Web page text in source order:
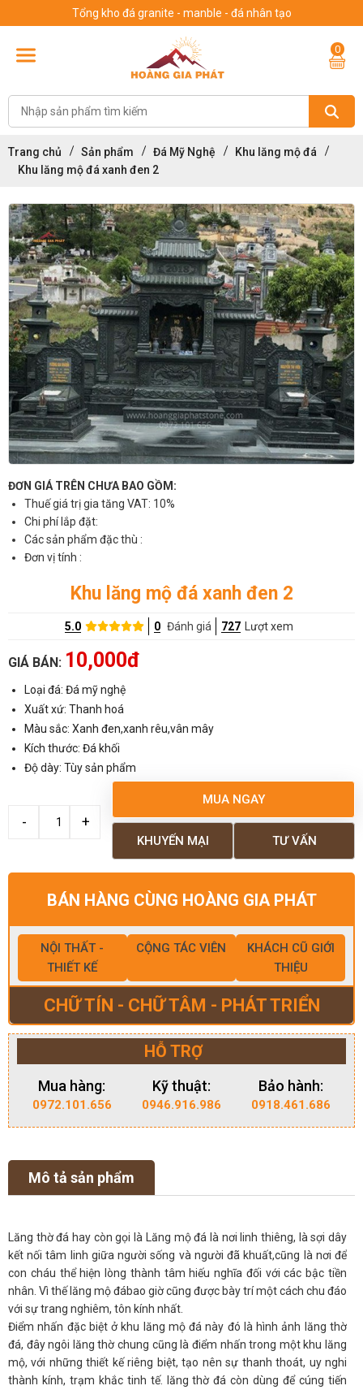
Tổng kho đá granite - manble - đá nhân tạo
0
Trang chủ Sản phẩm Đá Mỹ Nghệ
Khu lăng mộ đá
Khu lăng mộ đá xanh đen 2
ĐƠN GIÁ TRÊN CHƯA BAO GỒM:
Thuế giá trị gia tăng VAT: 10%
Chi phí lắp đặt:
Các sản phẩm đặc thù :
Đơn vị tính :
Khu lăng mộ đá xanh đen 2
5.0 0 Đánh giá 727 Lượt xem
GIÁ BÁN: 10,000đ
Loại đá: Đá mỹ nghệ
Xuất xứ: Thanh hoá
Màu sắc: Xanh đen,xanh rêu,vân mây
Kích thước: Đá khối
Độ dày: Tùy sản phẩm
MUA NGAY
TƯ VẤN
KHUYẾN MẠI
BÁN HÀNG CÙNG HOÀNG GIA PHÁT
NỘI THẤT -
THIẾT KẾ
CỘNG TÁC VIÊN
KHÁCH CŨ GIỚI
THIỆU
CHỮ TÍN - CHỮ TÂM - PHÁT TRIỂN
HỖ TRỢ
Mua hàng:
0972.101.656
Kỹ thuật:
0946.916.986
Bảo hành:
0918.461.686
Mô tả sản phẩm
Lăng thờ đá hay còn gọi là Lăng mộ đá là nơi linh thiêng, là sợi dây
kết nối tâm linh giữa người sống và người đã khuất,cũng là nơi để
con cháu thể hiện lòng thành tâm hiếu nghĩa đối với các bậc tiền
nhân. Vì thế lăng mộ đábao giờ cũng được bày trí một cách chu đáo
với sự trang nghiêm, tôn kính nhất.
Điểm nhấn đặc biệt ở khu lăng mộ đá này đó là hình ảnh lăng thờ
đá, đây ngôi lăng thờ chung cũng là điểm nhấn trong một khu lăng
mộ, với những thiết kế riêng biệt, tạo nên sự thanh thoát, uy nghi
thành kính, trạm khắc tinh tế. lăng thờ đá còn dùng để cúng tiến